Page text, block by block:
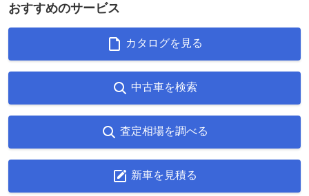
おすすめのサービス
カタログを見る
中古車を検索
査定相場を調べる
新車を見積る